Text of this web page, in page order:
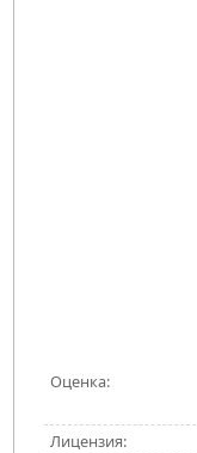
Оценка:
Лицензия: